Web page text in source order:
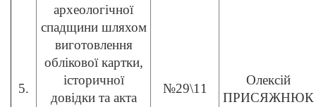
5.
археологічної
спадщини шляхом
виготовлення
облікової картки,
історичної
довідки та акта
№29\11
Олексій
ПРИСЯЖНЮК